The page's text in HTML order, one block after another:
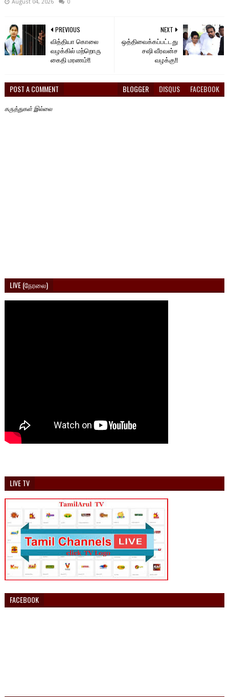
August 04, 2026 0
NEXT
ஒத்திவைக்கப்பட்டது
சஷி வீரவன்ச
வழக்கு!!
PREVIOUS
வித்தியா கொலை
வழக்கில் மற்றொரு
கைதி மரணம்!!
POST A COMMENT BLOGGER DISQUS FACEBOOK
கருத்துகள் இல்லை
LIVE (நேரலை)
LIVE TV
FACEBOOK